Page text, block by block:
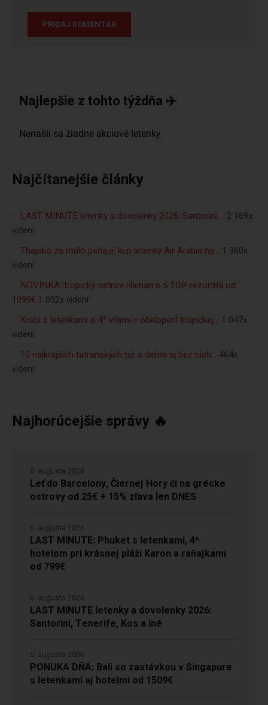
Najlepšie z tohto týždňa ✈️
Najčítanejšie články
LAST MINUTE letenky a dovolenky 2026: Santorini,… 2 169x
videní
Thajsko za málo peňazí: kúp letenky Air Arabia na… 1 360x
videní
NOVINKA: tropický ostrov Hainan s 5 TOP rezortmi od
1099€ 1 052x videní
Krabi s letenkami a 4* vilami v obklopení tropickej… 1 047x
videní
10 najkrajších tatranských túr s deťmi aj bez nich… 464x
videní
Najhorúcejšie správy 🔥
Leť do Barcelony, Čiernej Hory či na grécke
ostrovy od 25€ + 15% zľava len DNES
6. augusta 2026
LAST MINUTE: Phuket s letenkami, 4*
hotelom pri krásnej pláži Karon a raňajkami
od 799€
6. augusta 2026
LAST MINUTE letenky a dovolenky 2026:
Santorini, Tenerife, Kos a iné
6. augusta 2026
PONUKA DŇA: Bali so zastávkou v Singapure
s letenkami aj hotelmi od 1509€
5. augusta 2026